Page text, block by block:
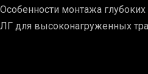
Особенности монтажа
ЛГ для высоконагруженных